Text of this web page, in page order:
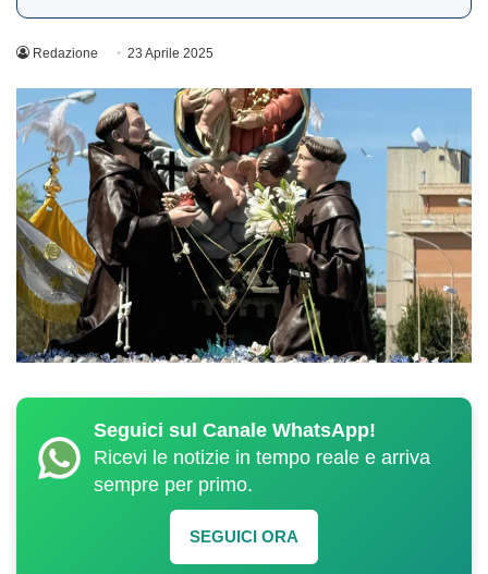
Redazione 23 Aprile 2025
Seguici sul Canale WhatsApp!
Ricevi le notizie in tempo reale e arriva
sempre per primo.
SEGUICI ORA